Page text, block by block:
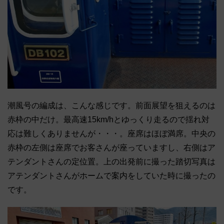
潮風号の編成は、こんな感じです。前面展望を狙えるのは
赤枠の中だけ。最高速15km/hとゆっくり走るので揺れ対
応は難しくありませんが・・・。座席はほぼ満席。中央の
赤枠の左側は座席でお客さんが座っていますし、右側はア
テンダントさんの定位置。上の出発前に撮った踏切写真は
アテンダントさんがホームで案内をしていた時に撮ったの
です。